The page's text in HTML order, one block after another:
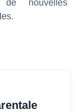
de nouvelles